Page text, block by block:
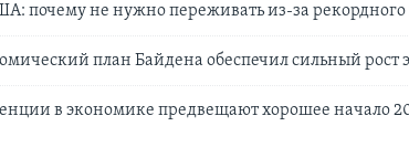
почему не нужно переживать из-за рекордного
план Байдена обеспечил сильный рост
в экономике предвещают хорошее начало